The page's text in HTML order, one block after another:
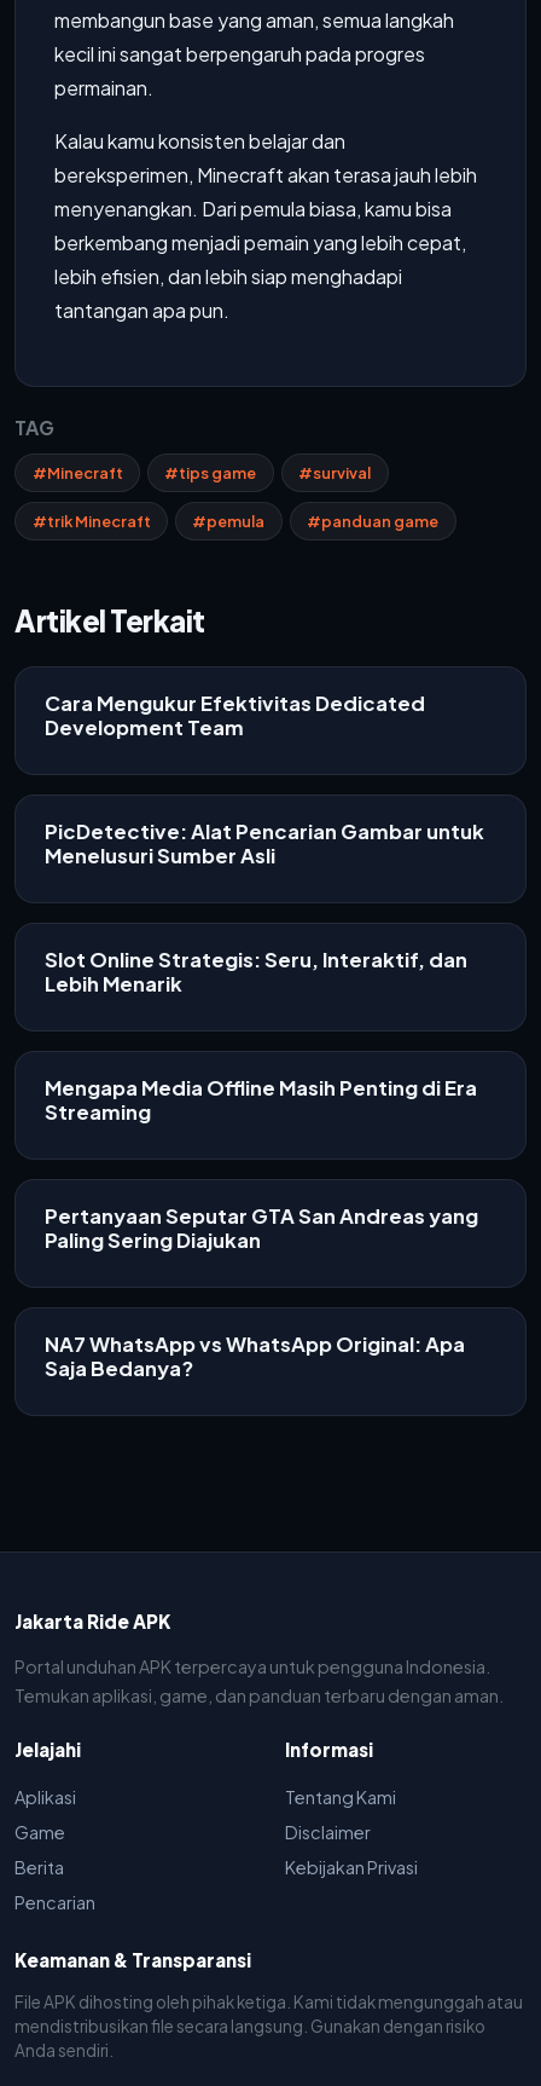
membangun base yang aman, semua langkah
kecil ini sangat berpengaruh pada progres
permainan.
Kalau kamu konsisten belajar dan
bereksperimen, Minecraft akan terasa jauh lebih
menyenangkan. Dari pemula biasa, kamu bisa
berkembang menjadi pemain yang lebih cepat,
lebih efisien, dan lebih siap menghadapi
tantangan apa pun.
TAG
#Minecraft #tips game #survival
#trik Minecraft #pemula #panduan game
Artikel Terkait
Cara Mengukur Efektivitas Dedicated
Development Team
PicDetective: Alat Pencarian Gambar untuk
Menelusuri Sumber Asli
Slot Online Strategis: Seru, Interaktif, dan
Lebih Menarik
Mengapa Media Offline Masih Penting di Era
Streaming
Pertanyaan Seputar GTA San Andreas yang
Paling Sering Diajukan
NA7 WhatsApp vs WhatsApp Original: Apa
Saja Bedanya?
Jakarta Ride APK
Portal unduhan APK terpercaya untuk pengguna Indonesia.
Temukan aplikasi, game, dan panduan terbaru dengan aman.
Jelajahi
Aplikasi
Game
Berita
Pencarian
Informasi
Tentang Kami
Disclaimer
Kebijakan Privasi
Keamanan & Transparansi
File APK dihosting oleh pihak ketiga. Kami tidak mengunggah atau
mendistribusikan file secara langsung. Gunakan dengan risiko
Anda sendiri.